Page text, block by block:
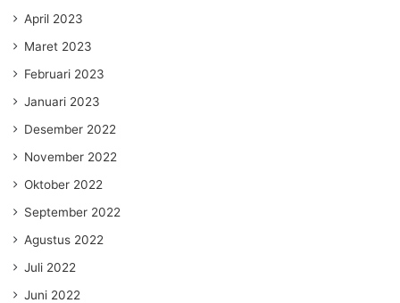
April 2023
Maret 2023
Februari 2023
Januari 2023
Desember 2022
November 2022
Oktober 2022
September 2022
Agustus 2022
Juli 2022
Juni 2022